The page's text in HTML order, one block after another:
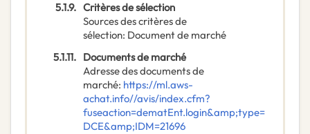
5.1.9. Critères de sélection
Sources des critères de
sélection: Document de marché
5.1.11. Documents de marché
Adresse des documents de
marché: https://ml.aws-
achat.info//avis/index.cfm?
fuseaction=dematEnt.login&amp;type=
DCE&amp;IDM=21696